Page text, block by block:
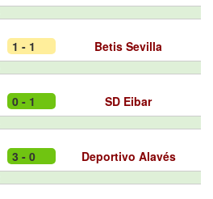
1 - 1 Betis Sevilla
0 - 1 SD Eibar
3 - 0 Deportivo Alavés